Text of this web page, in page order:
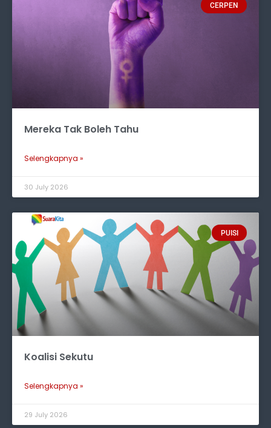
CERPEN
Mereka Tak Boleh Tahu
Selengkapnya »
30 July 2026
PUISI
Koalisi Sekutu
Selengkapnya »
29 July 2026